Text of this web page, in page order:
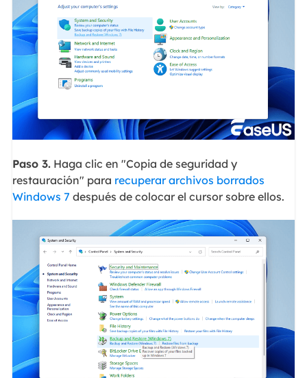
Paso 3.Haga clic en "Copia de seguridad y
restauración" para recuperar archivos borrados
Windows 7 después de colocar el cursor sobre ellos.